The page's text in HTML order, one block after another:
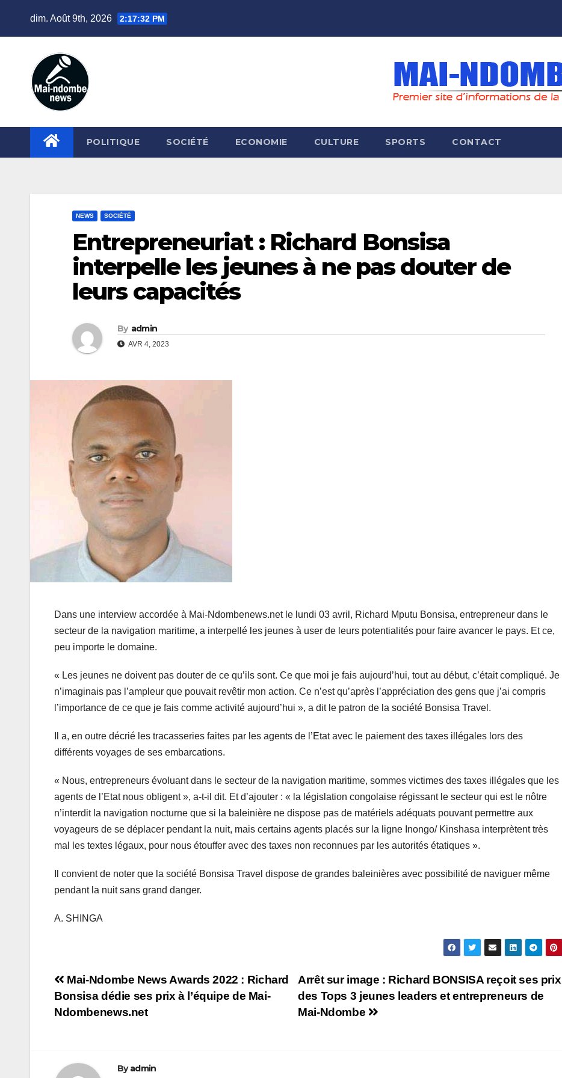
dim. Août 9th, 2026 2:17:33 PM
POLITIQUE SOCIÉTÉ ECONOMIE CULTURE SPORTS CONTACT
NEWS SOCIÉTÉ
Entrepreneuriat : Richard Bonsisa
interpelle les jeunes à ne pas douter de
leurs capacités
By admin
AVR 4, 2023
Dans une interview accordée à Mai-Ndombenews.net le lundi 03 avril, Richard Mputu Bonsisa, entrepreneur dans le
secteur de la navigation maritime, a interpellé les jeunes à user de leurs potentialités pour faire avancer le pays. Et ce,
peu importe le domaine.
« Les jeunes ne doivent pas douter de ce qu’ils sont. Ce que moi je fais aujourd’hui, tout au début, c’était compliqué. Je
n’imaginais pas l’ampleur que pouvait revêtir mon action. Ce n’est qu’après l’appréciation des gens que j’ai compris
l’importance de ce que je fais comme activité aujourd’hui », a dit le patron de la société Bonsisa Travel.
Il a, en outre décrié les tracasseries faites par les agents de l’Etat avec le paiement des taxes illégales lors des
différents voyages de ses embarcations.
« Nous, entrepreneurs évoluant dans le secteur de la navigation maritime, sommes victimes des taxes illégales que les
agents de l’Etat nous obligent », a-t-il dit. Et d’ajouter : « la législation congolaise régissant le secteur qui est le nôtre
n’interdit la navigation nocturne que si la baleinière ne dispose pas de matériels adéquats pouvant permettre aux
voyageurs de se déplacer pendant la nuit, mais certains agents placés sur la ligne Inongo/ Kinshasa interprètent très
mal les textes légaux, pour nous étouffer avec des taxes non reconnues par les autorités étatiques ».
Il convient de noter que la société Bonsisa Travel dispose de grandes baleinières avec possibilité de naviguer même
pendant la nuit sans grand danger.
A. SHINGA
Navigation
de
Arrêt sur image : Richard BONSISA reçoit ses prix
des Tops 3 jeunes leaders et entrepreneurs de
Mai-Ndombe
Mai-Ndombe News Awards 2022 : Richard
Bonsisa dédie ses prix à l’équipe de Mai-
Ndombenews.net
Byadmin